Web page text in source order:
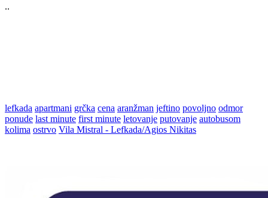
..
lefkada apartmani grčka cena aranžman jeftino povoljno odmor
ponude last minute first minute letovanje putovanje autobusom
kolima ostrvo Vila Mistral - Lefkada/Agios Nikitas